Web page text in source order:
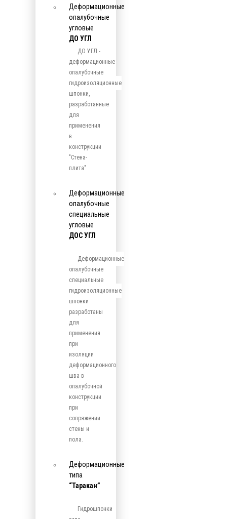
Деформационные
опалубочные
угловые
ДО УГЛ
ДО УГЛ -
деформационные
опалубочные
гидроизоляционные
шпонки,
разработанные
для
применения
в
конструкции
"Стена-
плита"
Деформационные
опалубочные
специальные
угловые
ДОС УГЛ
Деформационные
опалубочные
специальные
гидроизоляционные
шпонки
разработаны
для
применения
при
изоляции
деформационного
шва в
опалубочной
конструкции
при
сопряжении
стены и
пола.
Деформационные
типа
“Таракан”
Гидрошпонки